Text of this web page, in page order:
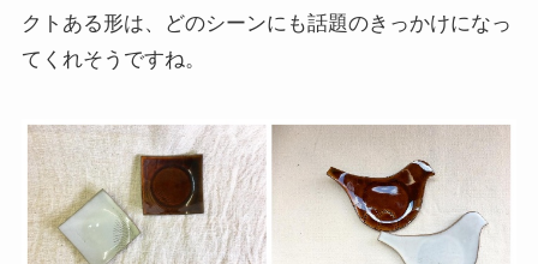
クトある形は、どのシーンにも話題のきっかけになっ
てくれそうですね。